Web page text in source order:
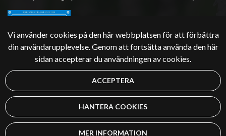
Vi använder cookies på den här webbplatsen för att förbättra
din användarupplevelse. Genom att fortsätta använda den här
sidan accepterar du användningen av cookies.
ACCEPTERA
HANTERA COOKIES
MER INFORMATION
Upphovsrätt 2026 | Äksyt Ämmät